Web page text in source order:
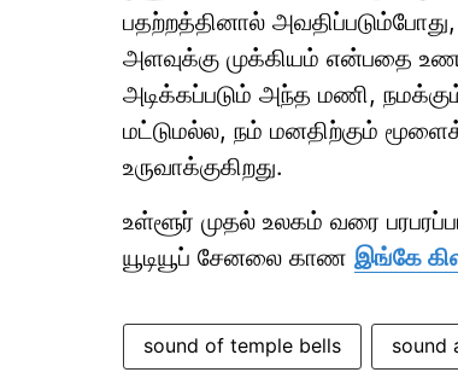
பதற்றத்தினால்
அளவுக்கு முக்கியம் என்பதை
அடிக்கப்படும் அந்த மணி,
மட்டுமல்ல, நம் மனதிற்கும்
உருவாக்குகிறது.
உள்ளூர் முதல் உலகம் வரை
யூடியூப் சேனலை காண இங்கே
sound of temple bells sound